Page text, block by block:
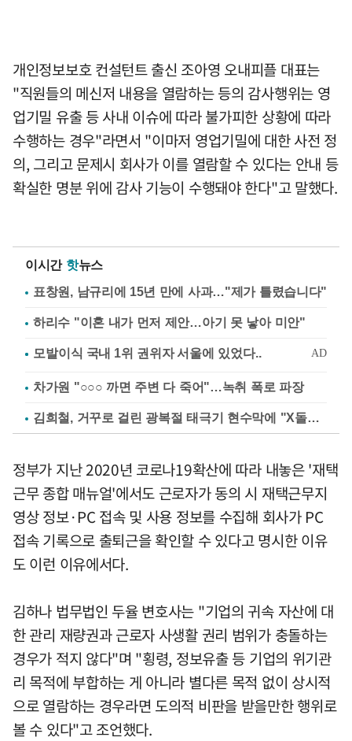
개인정보보호 컨설턴트 출신 조아영 오내피플 대표는
"직원들의 메신저 내용을 열람하는 등의 감사행위는 영
업기밀 유출 등 사내 이슈에 따라 불가피한 상황에 따라
수행하는 경우"라면서 "이마저 영업기밀에 대한 사전 정
의, 그리고 문제시 회사가 이를 열람할 수 있다는 안내 등
확실한 명분 위에 감사 기능이 수행돼야 한다"고 말했다.
이시간 핫뉴스
표창원, 남규리에 15년 만에 사과…"제가 틀렸습니다"
하리수 "이혼 내가 먼저 제안…아기 못 낳아 미안"
차가원 "○○○ 까면 주변 다 죽어"…녹취 폭로 파장
김희철, 거꾸로 걸린 광복절 태극기 현수막에 "X돌았네"
정부가 지난 2020년 코로나19확산에 따라 내놓은 '재택
근무 종합 매뉴얼'에서도 근로자가 동의 시 재택근무지
영상 정보·PC 접속 및 사용 정보를 수집해 회사가 PC
접속 기록으로 출퇴근을 확인할 수 있다고 명시한 이유
도 이런 이유에서다.
김하나 법무법인 두율 변호사는 "기업의 귀속 자산에 대
한 관리 재량권과 근로자 사생활 권리 범위가 충돌하는
경우가 적지 않다"며 "횡령, 정보유출 등 기업의 위기관
리 목적에 부합하는 게 아니라 별다른 목적 없이 상시적
으로 열람하는 경우라면 도의적 비판을 받을만한 행위로
볼 수 있다"고 조언했다.